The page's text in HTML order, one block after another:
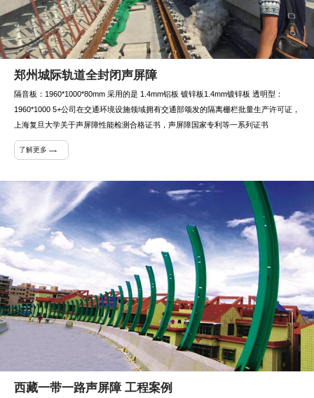
郑州城际轨道全封闭声屏障
隔音板：1960*1000*80mm 采用的是 1.4mm铝板 镀锌板1.4mm镀锌板 透明型：
1960*1000 5+公司在交通环境设施领域拥有交通部颂发的隔离栅栏批量生产许可证，
上海复旦大学关于声屏障性能检测合格证书，声屏障国家专利等一系列证书
了解更多
西藏一带一路声屏障 工程案例